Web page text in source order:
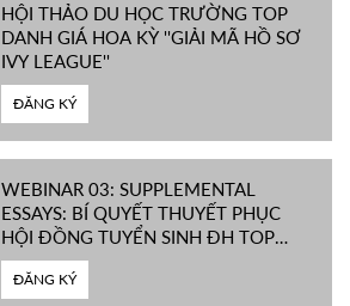
HỘI THẢO DU HỌC TRƯỜNG TOP
DANH GIÁ HOA KỲ ''GIẢI MÃ HỒ SƠ
IVY LEAGUE''
ĐĂNG KÝ
WEBINAR 03: SUPPLEMENTAL
ESSAYS: BÍ QUYẾT THUYẾT PHỤC
HỘI ĐỒNG TUYỂN SINH ĐH TOP
ĐẦU MỸ
ĐĂNG KÝ